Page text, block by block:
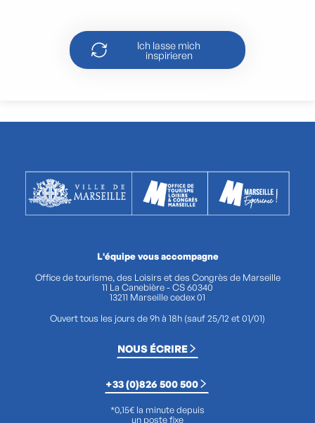
Ich lasse mich
inspirieren
L'équipe vous accompagne
Office de tourisme, des Loisirs et des Congrès de Marseille
11 La Canebière - CS 60340
13211 Marseille cedex 01
Ouvert tous les jours de 9h à 18h (sauf 25/12 et 01/01)
NOUS ÉCRIRE
+33 (0)826 500 500
*0,15€ la minute depuis
un poste fixe